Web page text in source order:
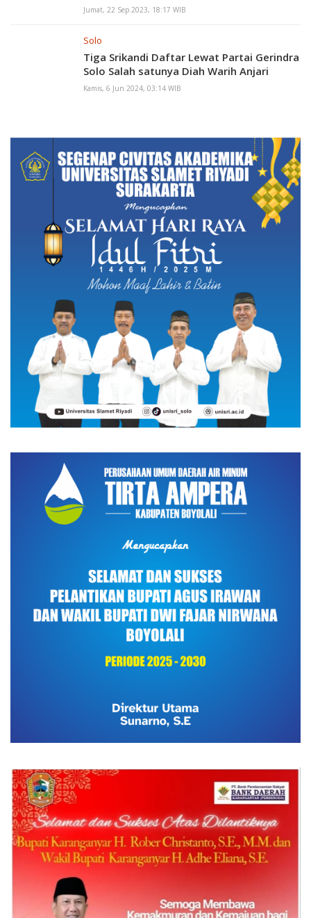
Jumat, 22 Sep 2023, 18:17 WIB
Solo
Tiga Srikandi Daftar Lewat Partai Gerindra
Solo Salah satunya Diah Warih Anjari
Kamis, 6 Jun 2024, 03:14 WIB